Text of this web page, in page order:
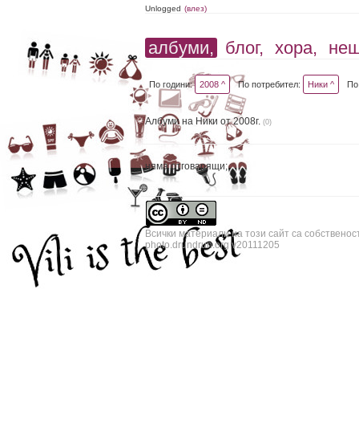
Unlogged (влез)
албуми, блог, хора,
По години: 2008 ^ По потребител: Ники ^
Албуми на Ники от 2008г. (0)
няма отговарящи;
Всички материали на този сайт са
photo.drundrun.org v20111205